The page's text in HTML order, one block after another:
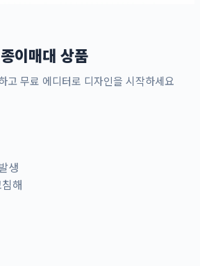
종이매대 상품
고 무료 에디터로 디자인을 시작하세요
생
해